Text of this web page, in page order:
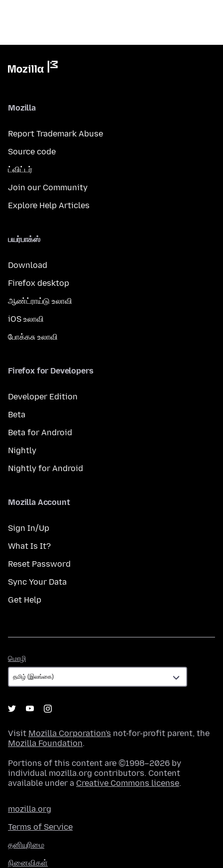
Mozilla
Report Trademark Abuse
Source code
ட்விட்டர்
Join our Community
Explore Help Articles
பயர்பாக்ஸ்
Download
Firefox desktop
ஆண்ட்ராய்டு உலாவி
iOS உலாவி
போக்கசு உலாவி
Firefox for Developers
Developer Edition
Beta
Beta for Android
Nightly
Nightly for Android
Mozilla Account
Sign In/Up
What Is It?
Reset Password
Sync Your Data
Get Help
மொழி
Visit Mozilla Corporation's not-for-profit parent, the
Mozilla Foundation.
Portions of this content are ©1998–2026 by
individual mozilla.org contributors. Content
available under a Creative Commons license.
mozilla.org
Terms of Service
தனியுரிமை
நினைவிகள்